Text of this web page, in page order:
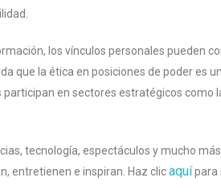
los vínculos personales pueden
que la ética en posiciones de poder es
en sectores estratégicos como
tecnología, espectáculos y mucho
entretienen e inspiran. Haz clicaquípara